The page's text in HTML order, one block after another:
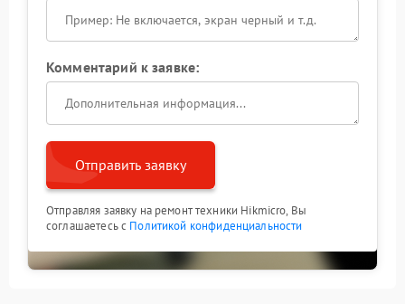
Комментарий к заявке:
Отправить заявку
Отправляя заявку на ремонт техники Hikmicro, Вы
соглашаетесь с Политикой конфиденциальности